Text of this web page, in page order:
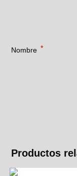
Nombre *
Productos